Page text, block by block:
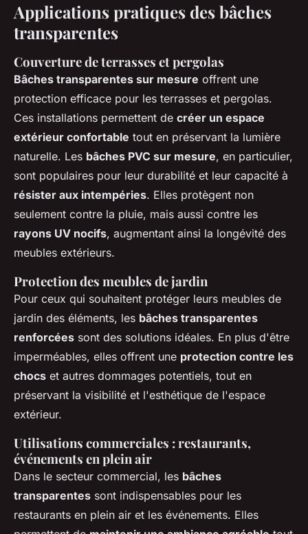
Applications pratiques des bâches
transparentes
Couverture de terrasses et pergolas
Bâches transparentes sur mesure offrent une
protection efficace pour les terrasses et pergolas.
Ces installations permettent de créer un espace
extérieur confortable tout en préservant la lumière
naturelle. Les bâches PVC sur mesure, en particulier,
sont populaires pour leur durabilité et leur capacité à
résister aux intempéries. Elles protègent non
seulement contre la pluie, mais aussi contre les
rayons UV nocifs, augmentant ainsi la longévité des
meubles extérieurs.
Protection des meubles de jardin
Pour ceux qui souhaitent protéger leurs meubles de
jardin des éléments, les bâches transparentes
renforcées sont des solutions idéales. En plus d'être
imperméables, elles offrent une protection contre les
chocs et autres dommages potentiels, tout en
préservant la visibilité et l'esthétique de l'espace
extérieur.
Utilisations commerciales : restaurants,
événements en plein air
Dans le secteur commercial, les bâches
transparentes sont indispensables pour les
restaurants en plein air et les événements. Elles